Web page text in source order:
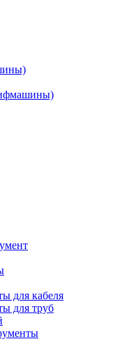
для кабеля
для труб